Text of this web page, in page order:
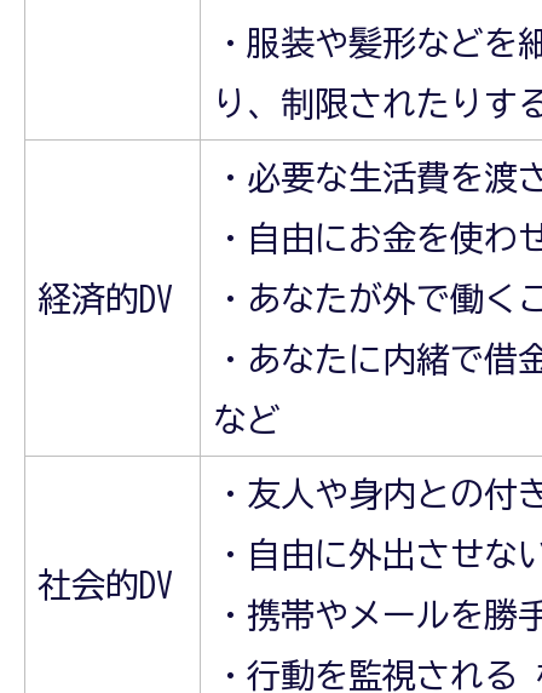
・服装や髪形などを
り、制限されたりす
経済的DV
・必要な生活費を渡
・自由にお金を使わ
・あなたが外で働く
・あなたに内緒で借
など
社会的DV
・友人や身内との付
・自由に外出させな
・携帯やメールを勝
・行動を監視される